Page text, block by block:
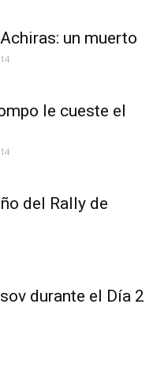
un muerto
le cueste el
del Rally de
durante el Día 2